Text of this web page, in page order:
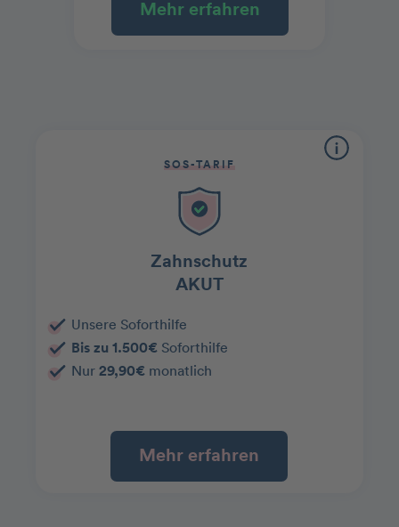
Mehr erfahren
SOS-TARIF
Zahnschutz
AKUT
Unsere Soforthilfe
Bis zu 1.500€Soforthilfe
Nur 29,90€monatlich
Mehr erfahren